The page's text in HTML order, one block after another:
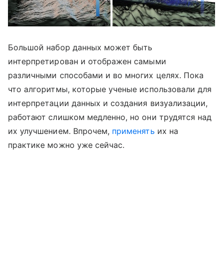
Большой набор данных может быть
интерпретирован и отображен самыми
различными способами и во многих целях. Пока
что алгоритмы, которые ученые использовали для
интерпретации данных и создания визуализации,
работают слишком медленно, но они трудятся над
их улучшением. Впрочем, применять их на
практике можно уже сейчас.